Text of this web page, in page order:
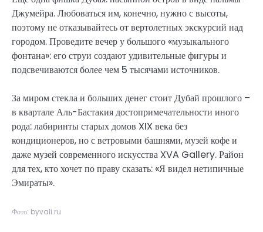
Джумейра. Любоваться им, конечно, нужно с высоты,
поэтому не отказывайтесь от вертолетных экскурсий над
городом. Проведите вечер у большого «музыкального
фонтана»: его струи создают удивительные фигуры и
подсвечиваются более чем 5 тысячами источников.
За миром стекла и больших денег стоит Дубай прошлого –
в квартале Аль-Бастакия достопримечательности иного
рода: лабиринты старых домов XIX века без
кондиционеров, но с ветровыми башнями, музей кофе и
даже музей современного искусства XVA Gallery. Район
для тех, кто хочет по праву сказать: «Я видел нетипичные
Эмираты».
Фото: byvali.ru